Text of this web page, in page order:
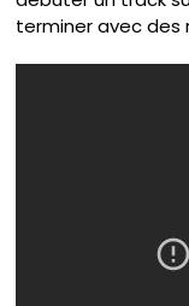
terminer avec des